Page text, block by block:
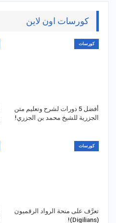
كورسات اون لاين
كورسات
أفضل 5 دورات لشرح وتعليم متن
الجزرية للشيخ محمد بن الجزري!
كورسات
تعرَّف على منحة الرواد الرقميون
(Digilians)!